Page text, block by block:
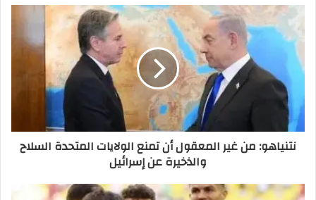
نتنياهو: من غير المعقول أن تمنع الولايات المتحدة السلاح
والذخيرة عن إسرائيل